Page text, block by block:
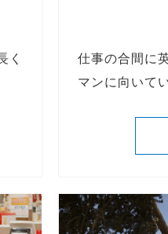
く
仕事の合間に
マンに向いて